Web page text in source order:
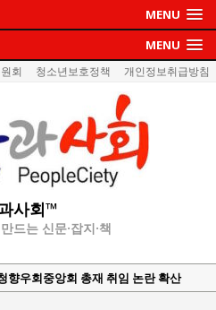
MENU
MENU
회 청소년보호정책 개인정보취급방침
사회™
드는 신문·잡지·책
향우회중앙회 총재 취임 논란 확산